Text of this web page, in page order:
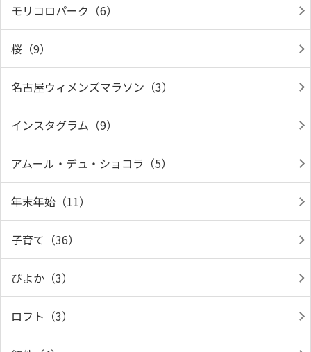
モリコロパーク（6）
桜（9）
名古屋ウィメンズマラソン（3）
インスタグラム（9）
アムール・デュ・ショコラ（5）
年末年始（11）
子育て（36）
ぴよか（3）
ロフト（3）